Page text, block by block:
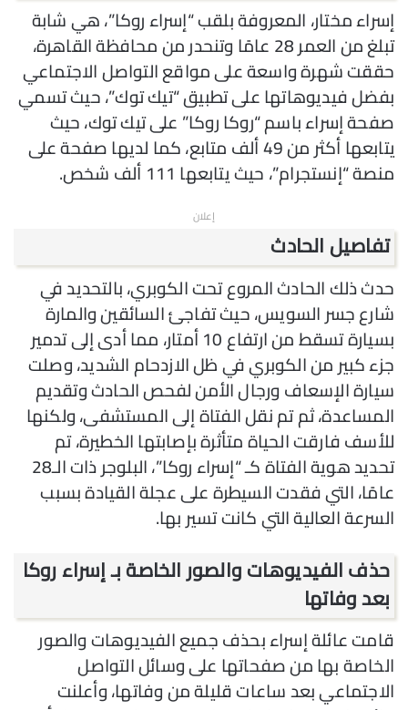
إسراء مختار، المعروفة بلقب “إسراء روكا”، هي شابة
تبلغ من العمر 28 عامًا وتنحدر من محافظة القاهرة،
حققت شهرة واسعة على مواقع التواصل الاجتماعي
بفضل فيديوهاتها على تطبيق “تيك توك”، حيث تسمي
صفحة إسراء باسم “روكا روكا” على تيك توك، حيث
يتابعها أكثر من 49 ألف متابع، كما لديها صفحة على
منصة “إنستجرام”، حيث يتابعها 111 ألف شخص.
إعلان
تفاصيل الحادث
حدث ذلك الحادث المروع تحت الكوبري، بالتحديد في
شارع جسر السويس، حيث تفاجئ السائقين والمارة
بسيارة تسقط من ارتفاع 10 أمتار، مما أدى إلى تدمير
جزء كبير من الكوبري في ظل الازدحام الشديد، وصلت
سيارة الإسعاف ورجال الأمن لفحص الحادث وتقديم
المساعدة، ثم تم نقل الفتاة إلى المستشفى، ولكنها
للأسف فارقت الحياة متأثرة بإصابتها الخطيرة، تم
تحديد هوية الفتاة كـ “إسراء روكا”، البلوجر ذات الـ28
عامًا، التي فقدت السيطرة على عجلة القيادة بسبب
السرعة العالية التي كانت تسير بها.
حذف الفيديوهات والصور الخاصة بـ إسراء روكا
بعد وفاتها
قامت عائلة إسراء بحذف جميع الفيديوهات والصور
الخاصة بها من صفحاتها على وسائل التواصل
الاجتماعي بعد ساعات قليلة من وفاتها، وأعلنت